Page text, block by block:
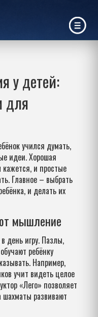
у детей:
для
учился думать,
идеи. Хорошая
кажется, и простые
Главное – выбрать
и делать их
мышление
день игру. Пазлы,
ребёнку
Например,
учит видеть целое
«Лего» позволяет
развивают